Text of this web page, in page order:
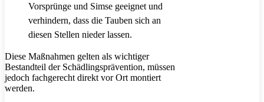
Vorsprünge und Simse geeignet und
verhindern, dass die Tauben sich an
diesen Stellen nieder lassen.
Diese Maßnahmen gelten als wichtiger
Bestandteil der Schädlingsprävention, müssen
jedoch fachgerecht direkt vor Ort montiert
werden.